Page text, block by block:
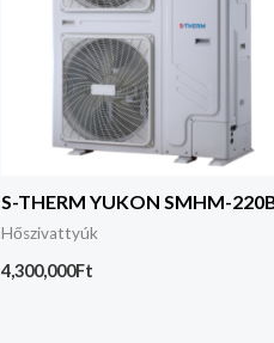
S-THERM YUKON SMHM-
Hőszivattyúk
4,300,000Ft